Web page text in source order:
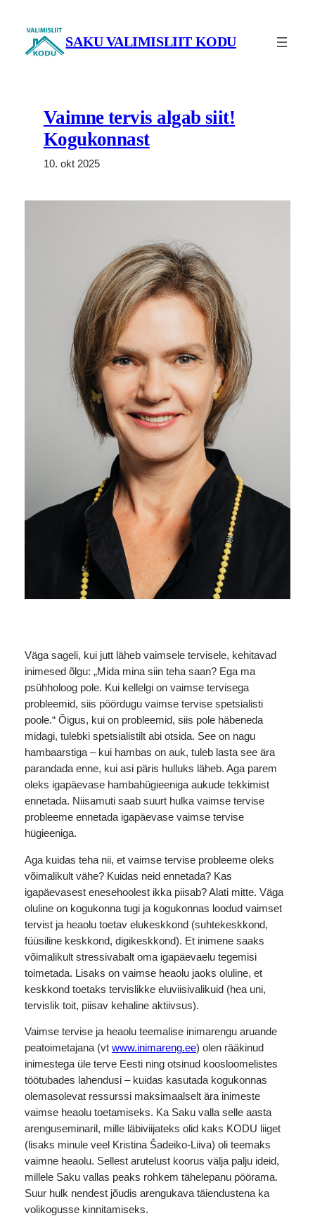
juurde
SAKU VALIMISLIIT KODU
Vaimne tervis algab siit!
Kogukonnast
10. okt 2025
Väga sageli, kui jutt läheb vaimsele tervisele, kehitavad
inimesed õlgu: „Mida mina siin teha saan? Ega ma
psühholoog pole. Kui kellelgi on vaimse tervisega
probleemid, siis pöördugu vaimse tervise spetsialisti
poole.“ Õigus, kui on probleemid, siis pole häbeneda
midagi, tulebki spetsialistilt abi otsida. See on nagu
hambaarstiga – kui hambas on auk, tuleb lasta see ära
parandada enne, kui asi päris hulluks läheb. Aga parem
oleks igapäevase hambahügieeniga aukude tekkimist
ennetada. Niisamuti saab suurt hulka vaimse tervise
probleeme ennetada igapäevase vaimse tervise
hügieeniga.
Aga kuidas teha nii, et vaimse tervise probleeme oleks
võimalikult vähe? Kuidas neid ennetada? Kas
igapäevasest enesehoolest ikka piisab? Alati mitte. Väga
oluline on kogukonna tugi ja kogukonnas loodud vaimset
tervist ja heaolu toetav elukeskkond (suhtekeskkond,
füüsiline keskkond, digikeskkond). Et inimene saaks
võimalikult stressivabalt oma igapäevaelu tegemisi
toimetada. Lisaks on vaimse heaolu jaoks oluline, et
keskkond toetaks tervislikke eluviisivalikuid (hea uni,
tervislik toit, piisav kehaline aktiivsus).
Vaimse tervise ja heaolu teemalise inimarengu aruande
peatoimetajana (vt www.inimareng.ee) olen rääkinud
inimestega üle terve Eesti ning otsinud koosloomelistes
töötubades lahendusi – kuidas kasutada kogukonnas
olemasolevat ressurssi maksimaalselt ära inimeste
vaimse heaolu toetamiseks. Ka Saku valla selle aasta
arenguseminaril, mille läbiviijateks olid kaks KODU liiget
(lisaks minule veel Kristina Šadeiko-Liiva) oli teemaks
vaimne heaolu. Sellest arutelust koorus välja palju ideid,
millele Saku vallas peaks rohkem tähelepanu pöörama.
Suur hulk nendest jõudis arengukava täiendustena ka
volikogusse kinnitamiseks.